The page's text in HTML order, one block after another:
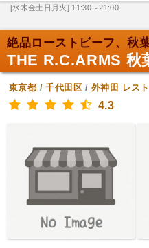
[水木金土日月火] 11:30～21:00
絶品ローストビーフ、秋
THE R.C.ARMS 秋
東京都 /千代田区/外神田 レス
4.3